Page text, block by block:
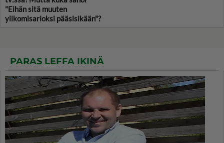
"Eihän sitä muuten
ylikomisarioksi pääsisikään"?
PARAS LEFFA IKINÄ